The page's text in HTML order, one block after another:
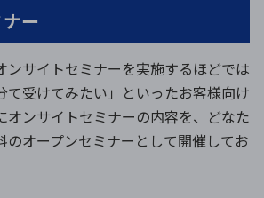
ー
ンサイトセミナーを実施するほどでは
て受けてみたい」といったお客様向け
オンサイトセミナーの内容を、どなた
のオープンセミナーとして開催してお